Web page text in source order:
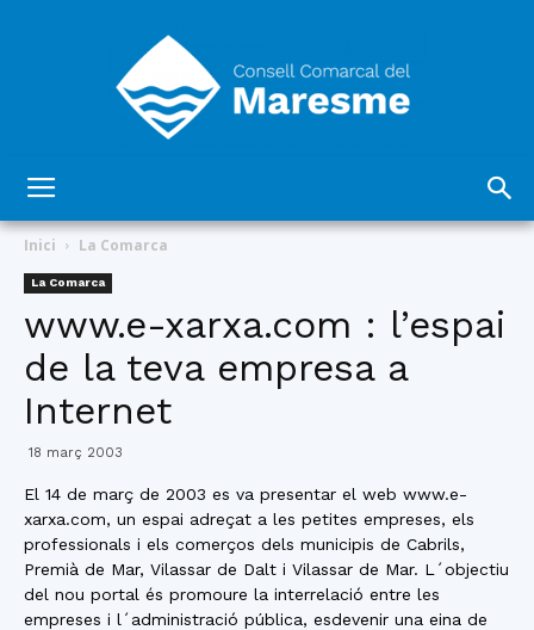
Comarcal
Maresme
Inici La Comarca
La Comarca
www.e-xarxa.com : l’espai
de la teva empresa a
Internet
18 març 2003
El 14 de març de 2003 es va presentar el web www.e-
xarxa.com, un espai adreçat a les petites empreses, els
professionals i els comerços dels municipis de Cabrils,
Premià de Mar, Vilassar de Dalt i Vilassar de Mar. L´objectiu
del nou portal és promoure la interrelació entre les
empreses i l´administració pública, esdevenir una eina de